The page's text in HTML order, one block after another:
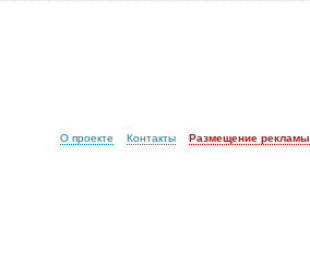
О проекте Контакты Размещение рекламы